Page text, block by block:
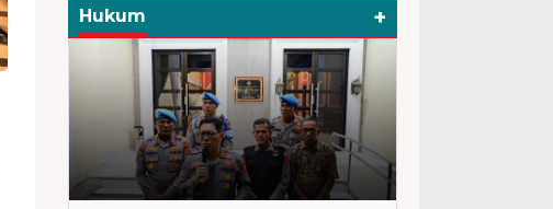
Hukum +